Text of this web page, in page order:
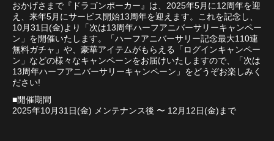
おかげさまで『ドラゴンポーカー』は、2025年5月に12周年を迎
え、来年5月にサービス開始13周年を迎えます。これを記念し、
10月31日(金)より「次は13周年ハーフアニバーサリーキャンペー
ン」を開催いたします。「ハーフアニバーサリー記念最大110連
無料ガチャ」や、豪華アイテムがもらえる「ログインキャンペー
ン」などの様々なキャンペーンをお届けいたしますので、「次は
13周年ハーフアニバーサリーキャンペーン」をどうぞお楽しみく
ださい!
■開催期間
2025年10月31日(金) メンテナンス後 〜 12月12日(金)まで